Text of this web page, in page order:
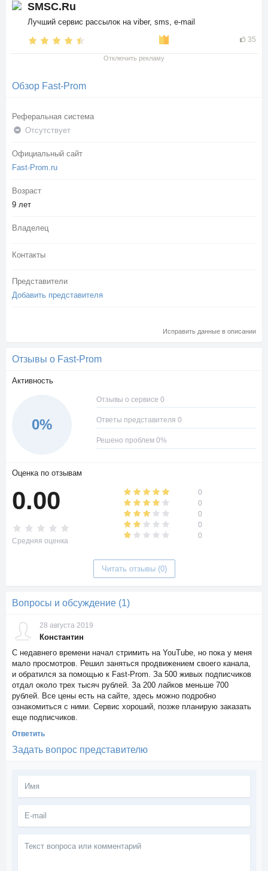
SMSC.Ru
Лучший сервис рассылок на viber, sms, e-mail
35
Отключить рекламу
Обзор Fast-Prom
Реферальная система
Отсутствует
Официальный сайт
Fast-Prom.ru
Возраст
9 лет
Владелец
Контакты
Представители
Добавить представителя
Исправить данные в описании
Отзывы о Fast-Prom
Активность
0%
Отзывы о сервисе 0
Ответы представителя 0
Решено проблем 0%
Оценка по отзывам
0.00
Средняя оценка
0
0
0
0
0
Читать отзывы (0)
Вопросы и обсуждение (1)
28 августа 2019
Константин
С недавнего времени начал стримить на YouTube, но пока у меня
мало просмотров. Решил заняться продвижением своего канала,
и обратился за помощью к Fast-Prom. За 500 живых подписчиков
отдал около трех тысяч рублей. За 200 лайков меньше 700
рублей. Все цены есть на сайте, здесь можно подробно
ознакомиться с ними. Сервис хороший, позже планирую заказать
еще подписчиков.
Ответить
Задать вопрос представителю
вопроса